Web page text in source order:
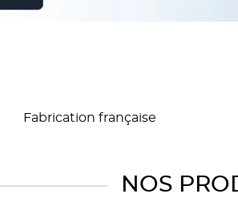
Fabrication française
NOS